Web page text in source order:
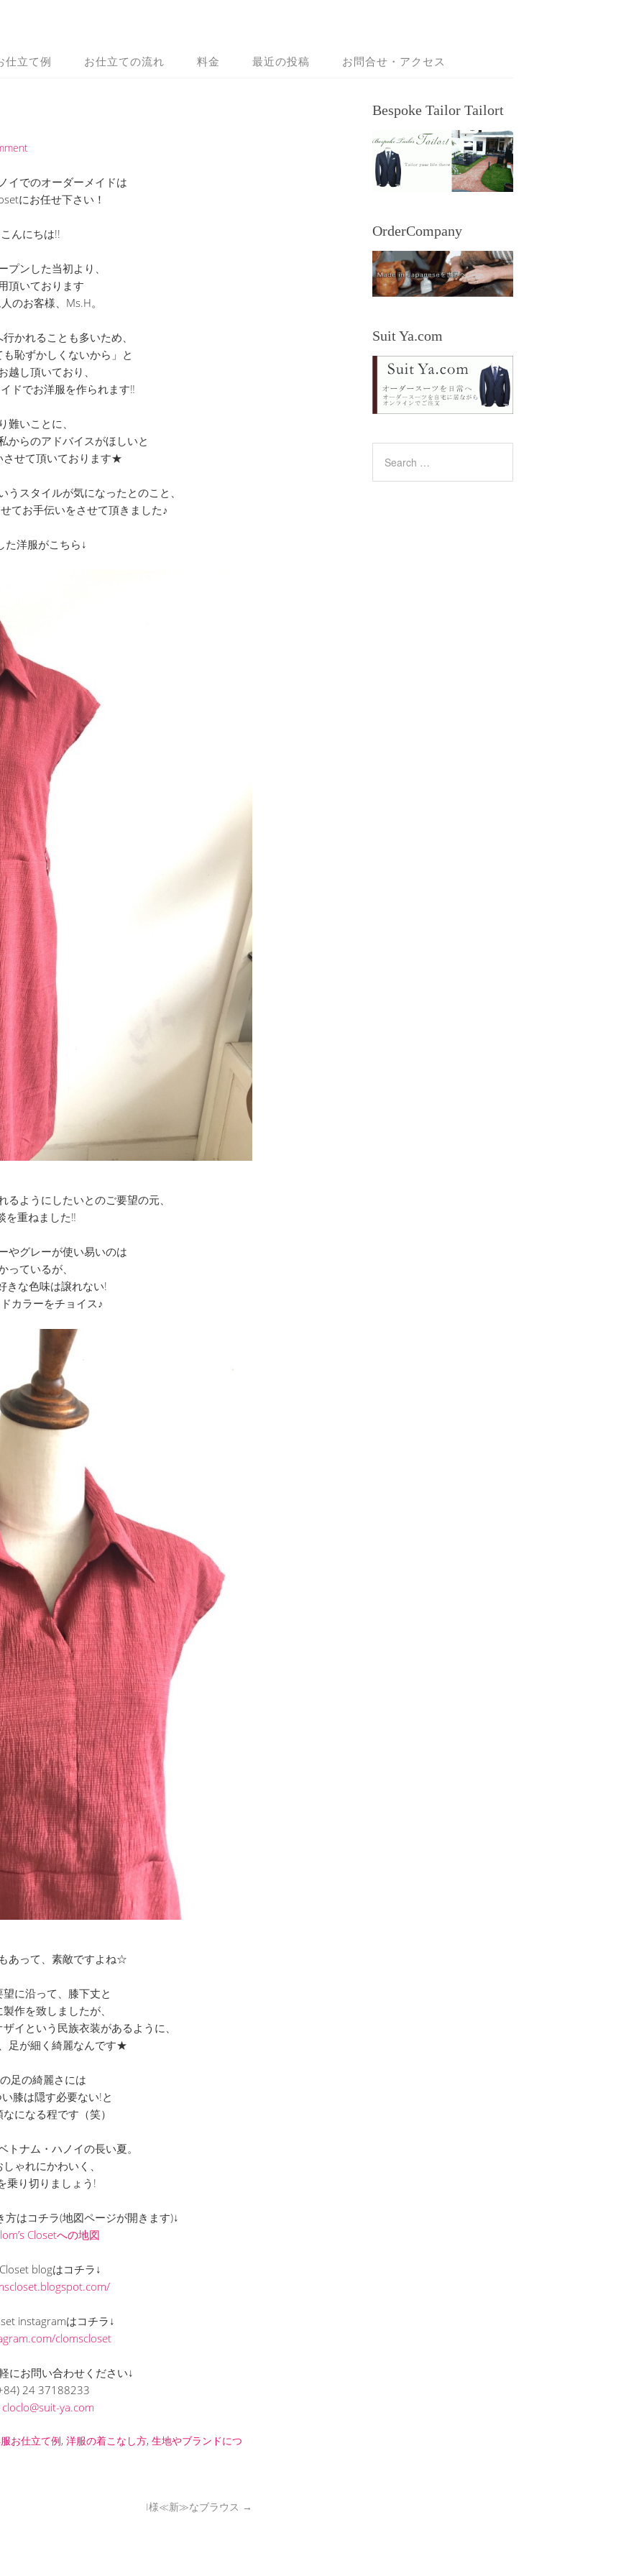
仕立て例 お仕立ての流れ 料金 最近の投稿 お問合せ・アクセス
イでのオーダーメイドは
にお任せ下さい！
こんにちは!!
プンした当初より、
頂いております
のお客様、Ms.H。
かれることも多いため、
恥ずかしくないから」と
越し頂いており、
ドでお洋服を作られます‼
難いことに、
からのアドバイスがほしいと
させて頂いております★
うスタイルが気になったとのこと、
てお手伝いをさせて頂きました♪
た洋服がこちら↓
るようにしたいとのご要望の元、
を重ねました‼
やグレーが使い易いのは
っているが、
きな色味は譲れない!
カラーをチョイス♪
あって、素敵ですよね☆
に沿って、膝下丈と
作を致しましたが、
イという民族衣装があるように、
足が細く綺麗なんです★
足の綺麗さには
膝は隠す必要ない!と
になる程です（笑）
トナム・ハノイの長い夏。
ゃれにかわいく、
乗り切りましょう!
方はコチラ(地図ページが開きます)↓
Closetへの地図
blogはコチラ↓
instagramはコチラ↓
clomscloset
にお問い合わせください↓
24 37188233
cloclo@suit-ya.com
お仕立て例, 洋服の着こなし方, 生地やブランドにつ
I様≪新≫なブラウス →
Bespoke Tailor Tailort
OrderCompany
Suit Ya.com